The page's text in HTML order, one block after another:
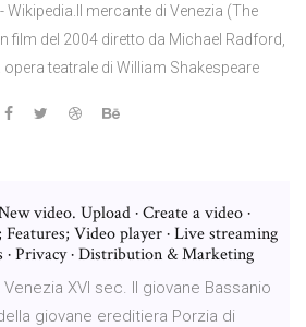
Wikipedia.Il mercante di Venezia (The
film del 2004 diretto da Michael Radford,
teatrale di William Shakespeare
video. Upload · Create a video ·
Video player · Live streaming
· Privacy · Distribution & Marketing
Venezia XVI sec. Il giovane Bassanio
giovane ereditiera Porzia di